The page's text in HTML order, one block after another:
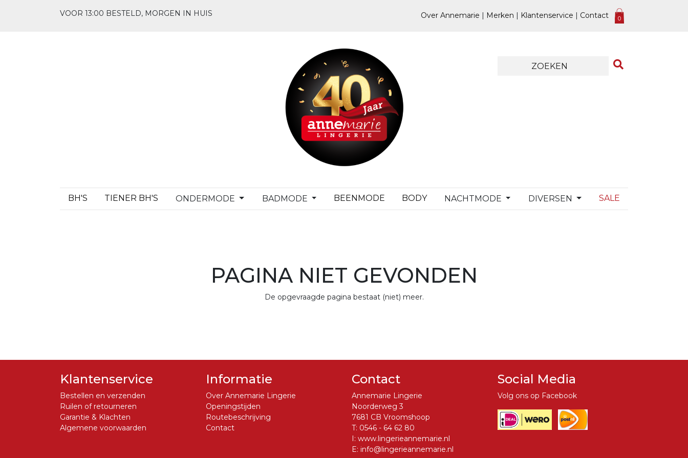
VOOR 13:00 BESTELD, MORGEN IN HUIS Over Annemarie | Merken | Klantenservice | Contact 0
BH'S TIENER BH'S ONDERMODE BADMODE BEENMODE BODY NACHTMODE DIVERSEN SALE
PAGINA NIET GEVONDEN
De opgevraagde pagina bestaat (niet) meer.
Klantenservice
Bestellen en verzenden
Ruilen of retourneren
Garantie & Klachten
Algemene voorwaarden
Informatie
Over Annemarie Lingerie
Openingstijden
Routebeschrijving
Contact
Contact
Annemarie Lingerie
Noorderweg 3
7681 CB Vroomshoop
T: 0546 - 64 62 80
I: www.lingerieannemarie.nl
E: info@lingerieannemarie.nl
Social Media
Volg ons op Facebook